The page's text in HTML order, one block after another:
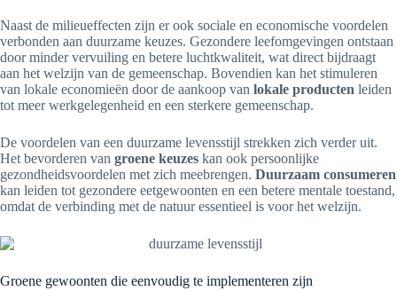
Naast de milieueffecten zijn er ook sociale en economische voordelen
verbonden aan duurzame keuzes. Gezondere leefomgevingen ontstaan
door minder vervuiling en betere luchtkwaliteit, wat direct bijdraagt
aan het welzijn van de gemeenschap. Bovendien kan het stimuleren
van lokale economieën door de aankoop van lokale producten leiden
tot meer werkgelegenheid en een sterkere gemeenschap.
De voordelen van een duurzame levensstijl strekken zich verder uit.
Het bevorderen van groene keuzes kan ook persoonlijke
gezondheidsvoordelen met zich meebrengen. Duurzaam consumeren
kan leiden tot gezondere eetgewoonten en een betere mentale toestand,
omdat de verbinding met de natuur essentieel is voor het welzijn.
Groene gewoonten die eenvoudig te implementeren zijn